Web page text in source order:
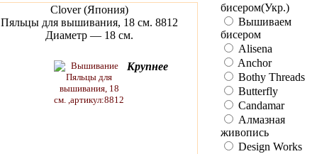
Clover (Япония)
Пяльцы для вышивания, 18 см. 8812
Диаметр — 18 см.
Крупнее
бисером(Укр.)
Вышиваем
бисером
Alisena
Anchor
Bothy Threads
Butterfly
Candamar
Алмазная
живопись
Design Works